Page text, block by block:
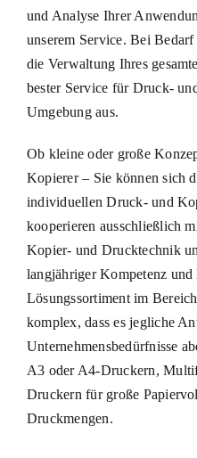
und Analyse Ihrer
unserem Service. Bei
die Verwaltung Ihres
bester Service für Druck-
Umgebung aus.
Ob kleine oder große
Kopierer – Sie können sich
individuellen Druck- und
kooperieren ausschließlich
Kopier- und Drucktechnik
langjähriger Kompetenz
Lösungssortiment im
komplex, dass es jegliche
Unternehmensbedürfnisse
A3 oder A4-Druckern,
Druckern für große
Druckmengen.